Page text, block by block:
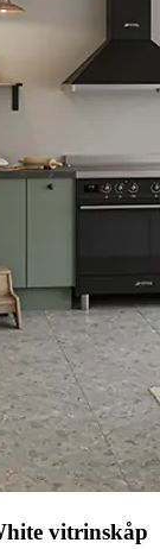
vitrinskåp